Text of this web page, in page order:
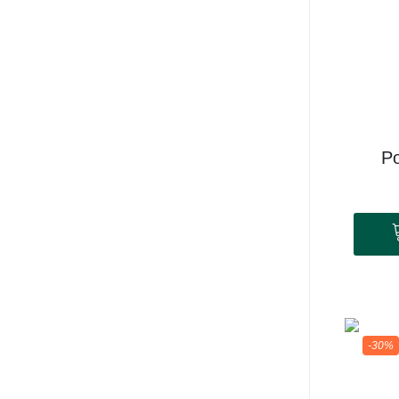
-30%